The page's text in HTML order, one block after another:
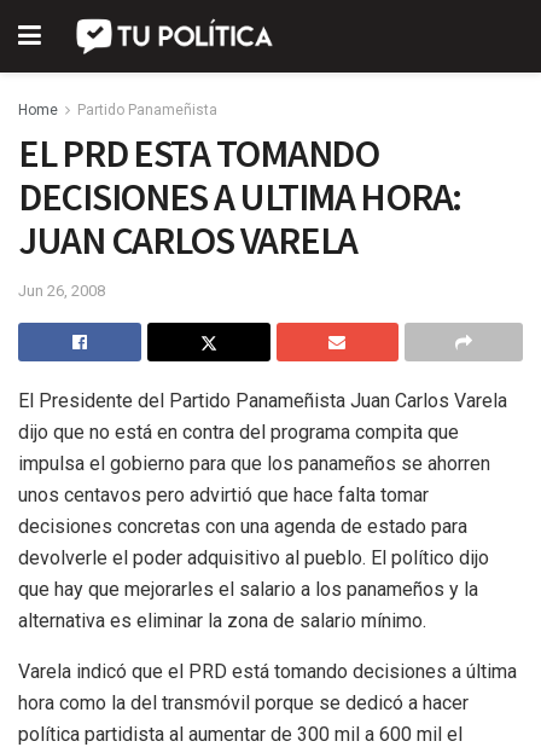
Home Partido Panameñista
EL PRD ESTA TOMANDO
DECISIONES A ULTIMA HORA:
JUAN CARLOS VARELA
Jun 26, 2008
El Presidente del Partido Panameñista Juan Carlos Varela
dijo que no está en contra del programa compita que
impulsa el gobierno para que los panameños se ahorren
unos centavos pero advirtió que hace falta tomar
decisiones concretas con una agenda de estado para
devolverle el poder adquisitivo al pueblo. El político dijo
que hay que mejorarles el salario a los panameños y la
alternativa es eliminar la zona de salario mínimo.
Varela indicó que el PRD está tomando decisiones a última
hora como la del transmóvil porque se dedicó a hacer
política partidista al aumentar de 300 mil a 600 mil el